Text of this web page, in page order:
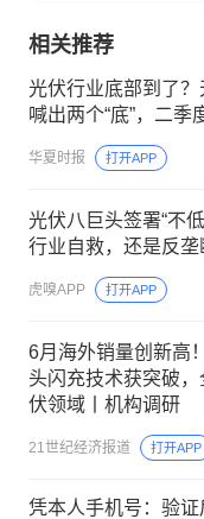
相关推荐
光伏行业底部到了
喊出两个“底”，二季
华夏时报 打开APP
光伏八巨头签署“不
行业自救，还是反垄
虎嗅APP 打开APP
6月海外销量创新高
头闪充技术获突破
伏领域丨机构调研
21世纪经济报道 打开APP
凭本人手机号：验